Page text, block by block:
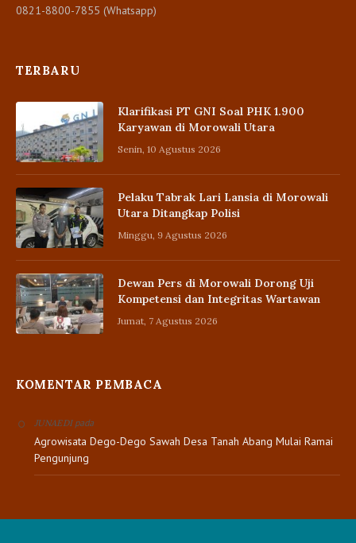
0821-8800-7855 (Whatsapp)
TERBARU
Klarifikasi PT GNI Soal PHK 1.900
Karyawan di Morowali Utara
Senin, 10 Agustus 2026
Pelaku Tabrak Lari Lansia di Morowali
Utara Ditangkap Polisi
Minggu, 9 Agustus 2026
Dewan Pers di Morowali Dorong Uji
Kompetensi dan Integritas Wartawan
Jumat, 7 Agustus 2026
KOMENTAR PEMBACA
JUNAEDIpada
Agrowisata Dego-Dego Sawah Desa Tanah Abang Mulai Ramai
Pengunjung